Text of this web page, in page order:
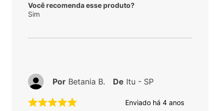
Você recomenda esse produto?
Sim
Enviado há 4 anos
Por Betania B. De Itu - SP